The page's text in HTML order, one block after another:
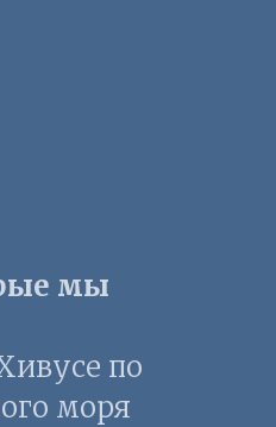
мы
по
моря